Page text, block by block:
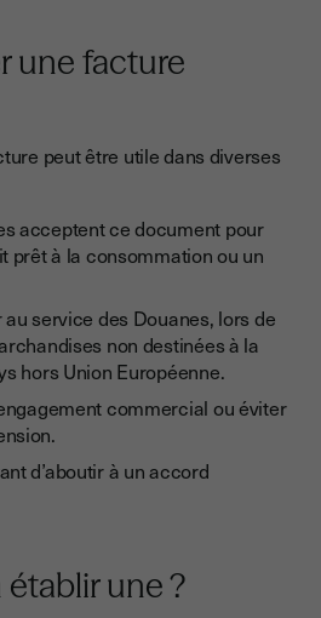
une facture
peut être utile dans diverses
acceptent ce document pour
prêt à la consommation ou un
service des Douanes, lors de
non destinées à la
hors Union Européenne.
commercial ou éviter
d’aboutir à un accord
une ?